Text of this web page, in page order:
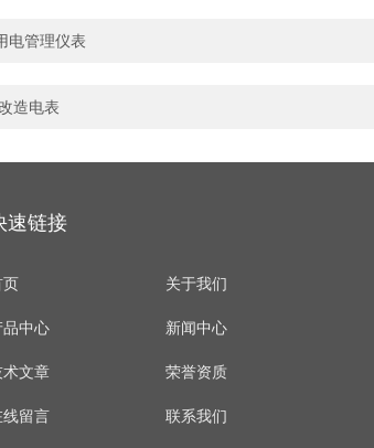
电管理仪表
造电表
速链接
页 关于我们
品中心 新闻中心
术文章 荣誉资质
线留言 联系我们